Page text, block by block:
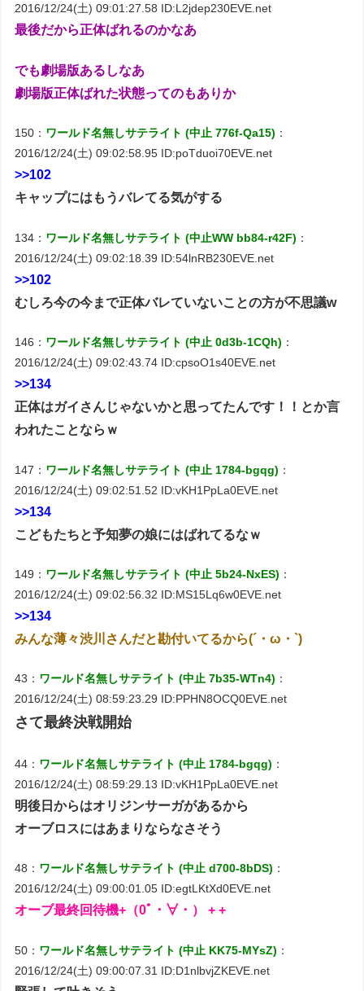
2016/12/24(土) 09:01:27.58 ID:L2jdep230EVE.net
最後だから正体ばれるのかなあ
でも劇場版あるしなあ
劇場版正体ばれた状態ってのもありか
150： ワールド名無しサテライト (中止 776f-Qa15) ：
2016/12/24(土) 09:02:58.95 ID:poTduoi70EVE.net
>>102
キャップにはもうバレてる気がする
134： ワールド名無しサテライト (中止WW bb84-r42F) ：
2016/12/24(土) 09:02:18.39 ID:54lnRB230EVE.net
>>102
むしろ今の今まで正体バレていないことの方が不思議w
146： ワールド名無しサテライト (中止 0d3b-1CQh) ：
2016/12/24(土) 09:02:43.74 ID:cpsoO1s40EVE.net
>>134
正体はガイさんじゃないかと思ってたんです！！とか言
われたことならｗ
147： ワールド名無しサテライト (中止 1784-bgqg) ：
2016/12/24(土) 09:02:51.52 ID:vKH1PpLa0EVE.net
>>134
こどもたちと予知夢の娘にはばれてるなｗ
149： ワールド名無しサテライト (中止 5b24-NxES) ：
2016/12/24(土) 09:02:56.32 ID:MS15Lq6w0EVE.net
>>134
みんな薄々渋川さんだと勘付いてるから(´・ω・`)
43： ワールド名無しサテライト (中止 7b35-WTn4) ：
2016/12/24(土) 08:59:23.29 ID:PPHN8OCQ0EVE.net
さて最終決戦開始
44： ワールド名無しサテライト (中止 1784-bgqg) ：
2016/12/24(土) 08:59:29.13 ID:vKH1PpLa0EVE.net
明後日からはオリジンサーガがあるから
オーブロスにはあまりならなさそう
48： ワールド名無しサテライト (中止 d700-8bDS) ：
2016/12/24(土) 09:00:01.05 ID:egtLKtXd0EVE.net
オーブ最終回待機+（0ﾟ・∀・） + +
50： ワールド名無しサテライト (中止 KK75-MYsZ) ：
2016/12/24(土) 09:00:07.31 ID:D1nlbvjZKEVE.net